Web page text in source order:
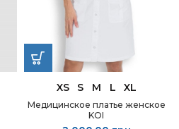
XS S M L XL
Медицинское платье женское
KOI